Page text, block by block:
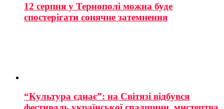
12 серпня у Тернополі можна буде
спостерігати сонячне затемнення
“Культура єднає”: на Світязі відбувся